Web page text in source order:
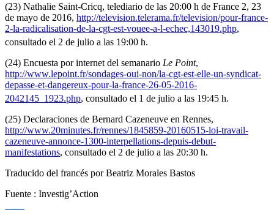
(23) Nathalie Saint-Cricq, telediario de las 20:00 h de France 2, 23
de mayo de 2016, http://television.telerama.fr/television/pour-france-
2-la-radicalisation-de-la-cgt-est-vouee-a-l-echec,143019.php,
consultado el 2 de julio a las 19:00 h.
(24) Encuesta por internet del semanario Le Point,
http://www.lepoint.fr/sondages-oui-non/la-cgt-est-elle-un-syndicat-
depasse-et-dangereux-pour-la-france-26-05-2016-
2042145_1923.php, consultado el 1 de julio a las 19:45 h.
(25) Declaraciones de Bernard Cazeneuve en Rennes,
http://www.20minutes.fr/rennes/1845859-20160515-loi-travail-
cazeneuve-annonce-1300-interpellations-depuis-debut-
manifestations, consultado el 2 de julio a las 20:30 h.
Traducido del francés por Beatriz Morales Bastos
Fuente : Investig’Action